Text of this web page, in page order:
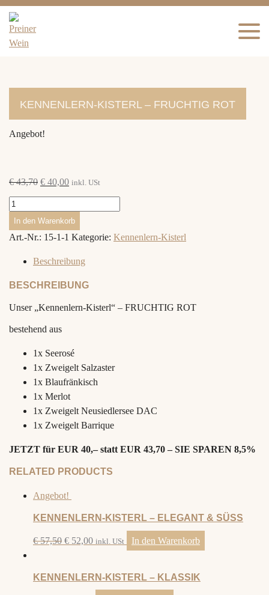
KENNENLERN-KISTERL – FRUCHTIG ROT
Angebot!
€43,70 € 40,00 inkl. USt
Kennenlern-
Kisterl
-
ROT
In den Warenkorb
Art.-Nr.: 15-1-1 Kategorie: Kennenlern-Kisterl
Beschreibung
BESCHREIBUNG
Unser „Kennenlern-Kisterl“ – FRUCHTIG ROT
bestehend aus
1x Seerosé
1x Zweigelt Salzaster
1x Blaufränkisch
1x Merlot
1x Zweigelt Neusiedlersee DAC
1x Zweigelt Barrique
JETZT für EUR 40,– statt EUR 43,70 – SIE SPAREN 8,5%
RELATED PRODUCTS
Angebot!
KENNENLERN-KISTERL – ELEGANT & SÜSS
€57,50 € 52,00 inkl. USt In den Warenkorb
KENNENLERN-KISTERL – KLASSIK